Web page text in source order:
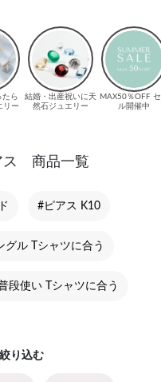
ス 商品一覧
#ピアス K10
グル Tシャツに合う
段使い Tシャツに合う
り込む